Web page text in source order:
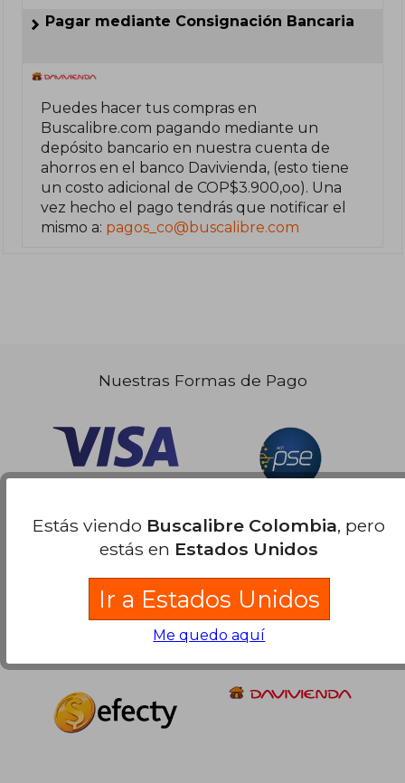
Pagar mediante Consignación Bancaria
Puedes hacer tus compras en
Buscalibre.com pagando mediante un
depósito bancario en nuestra cuenta de
ahorros en el banco Davivienda, (esto tiene
un costo adicional de COP$3.900,oo). Una
vez hecho el pago tendrás que notificar el
mismo a: pagos_co@buscalibre.com
Nuestras Formas de Pago
Estás viendo Buscalibre Colombia, pero
estás en Estados Unidos
Ir a Estados Unidos
Me quedo aquí